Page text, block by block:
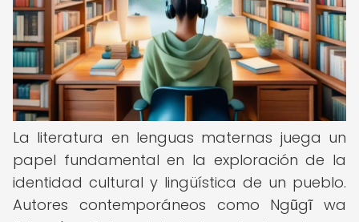
La literatura en lenguas maternas juega un
papel fundamental en la exploración de la
identidad cultural y lingüística de un pueblo.
Autores contemporáneos como Ngũgĩ wa